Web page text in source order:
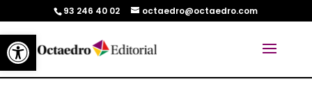
Abrir barra de herramientas
93 246 40 02 octaedro@octaedro.com